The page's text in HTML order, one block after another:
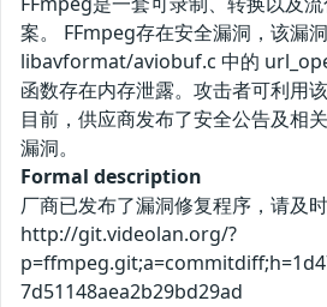
案。 FFmpeg存在安全漏洞，该漏
libavformat/aviobuf.c 中的
函数存在内存泄露。攻击者可利用
目前，供应商发布了安全公告及相
漏洞。
Formal description
厂商已发布了漏洞修复程序，请及
http://git.videolan.org/?
7d51148aea2b29bd29ad